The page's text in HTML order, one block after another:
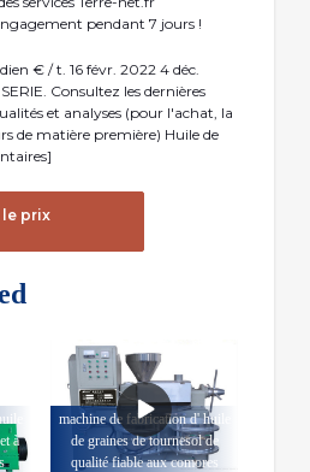
pendant 7 jours !
€ / t. 16 févr. 2022 4 déc.
Consultez les dernières
et analyses (pour l'achat, la
de matière première) Huile de
prix
à
machine de fabrication d' huile
de graines de tournesol de
qualité fiable aux comores